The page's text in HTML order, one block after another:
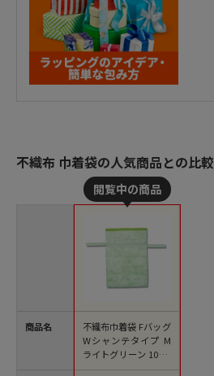
不織布 巾着袋の人気商品との比較
商品名
不織布巾着袋 Fバッグ
Wシャンテタイプ M
ライトグリーン 10枚/
袋